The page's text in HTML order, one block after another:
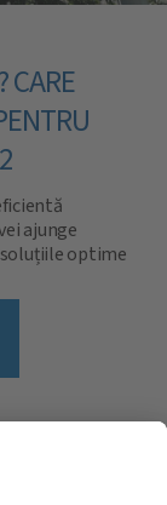
CARE
ajunge
optime
ferestrelor,